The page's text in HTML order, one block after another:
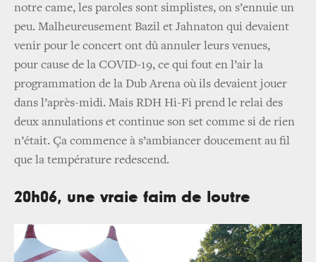
notre came, les paroles sont simplistes, on s’ennuie un
peu. Malheureusement Bazil et Jahnaton qui devaient
venir pour le concert ont dû annuler leurs venues,
pour cause de la COVID-19, ce qui fout en l’air la
programmation de la Dub Arena où ils devaient jouer
dans l’après-midi. Mais RDH Hi-Fi prend le relai des
deux annulations et continue son set comme si de rien
n’était. Ça commence à s’ambiancer doucement au fil
que la température redescend.
20h06, une vraie faim de loutre